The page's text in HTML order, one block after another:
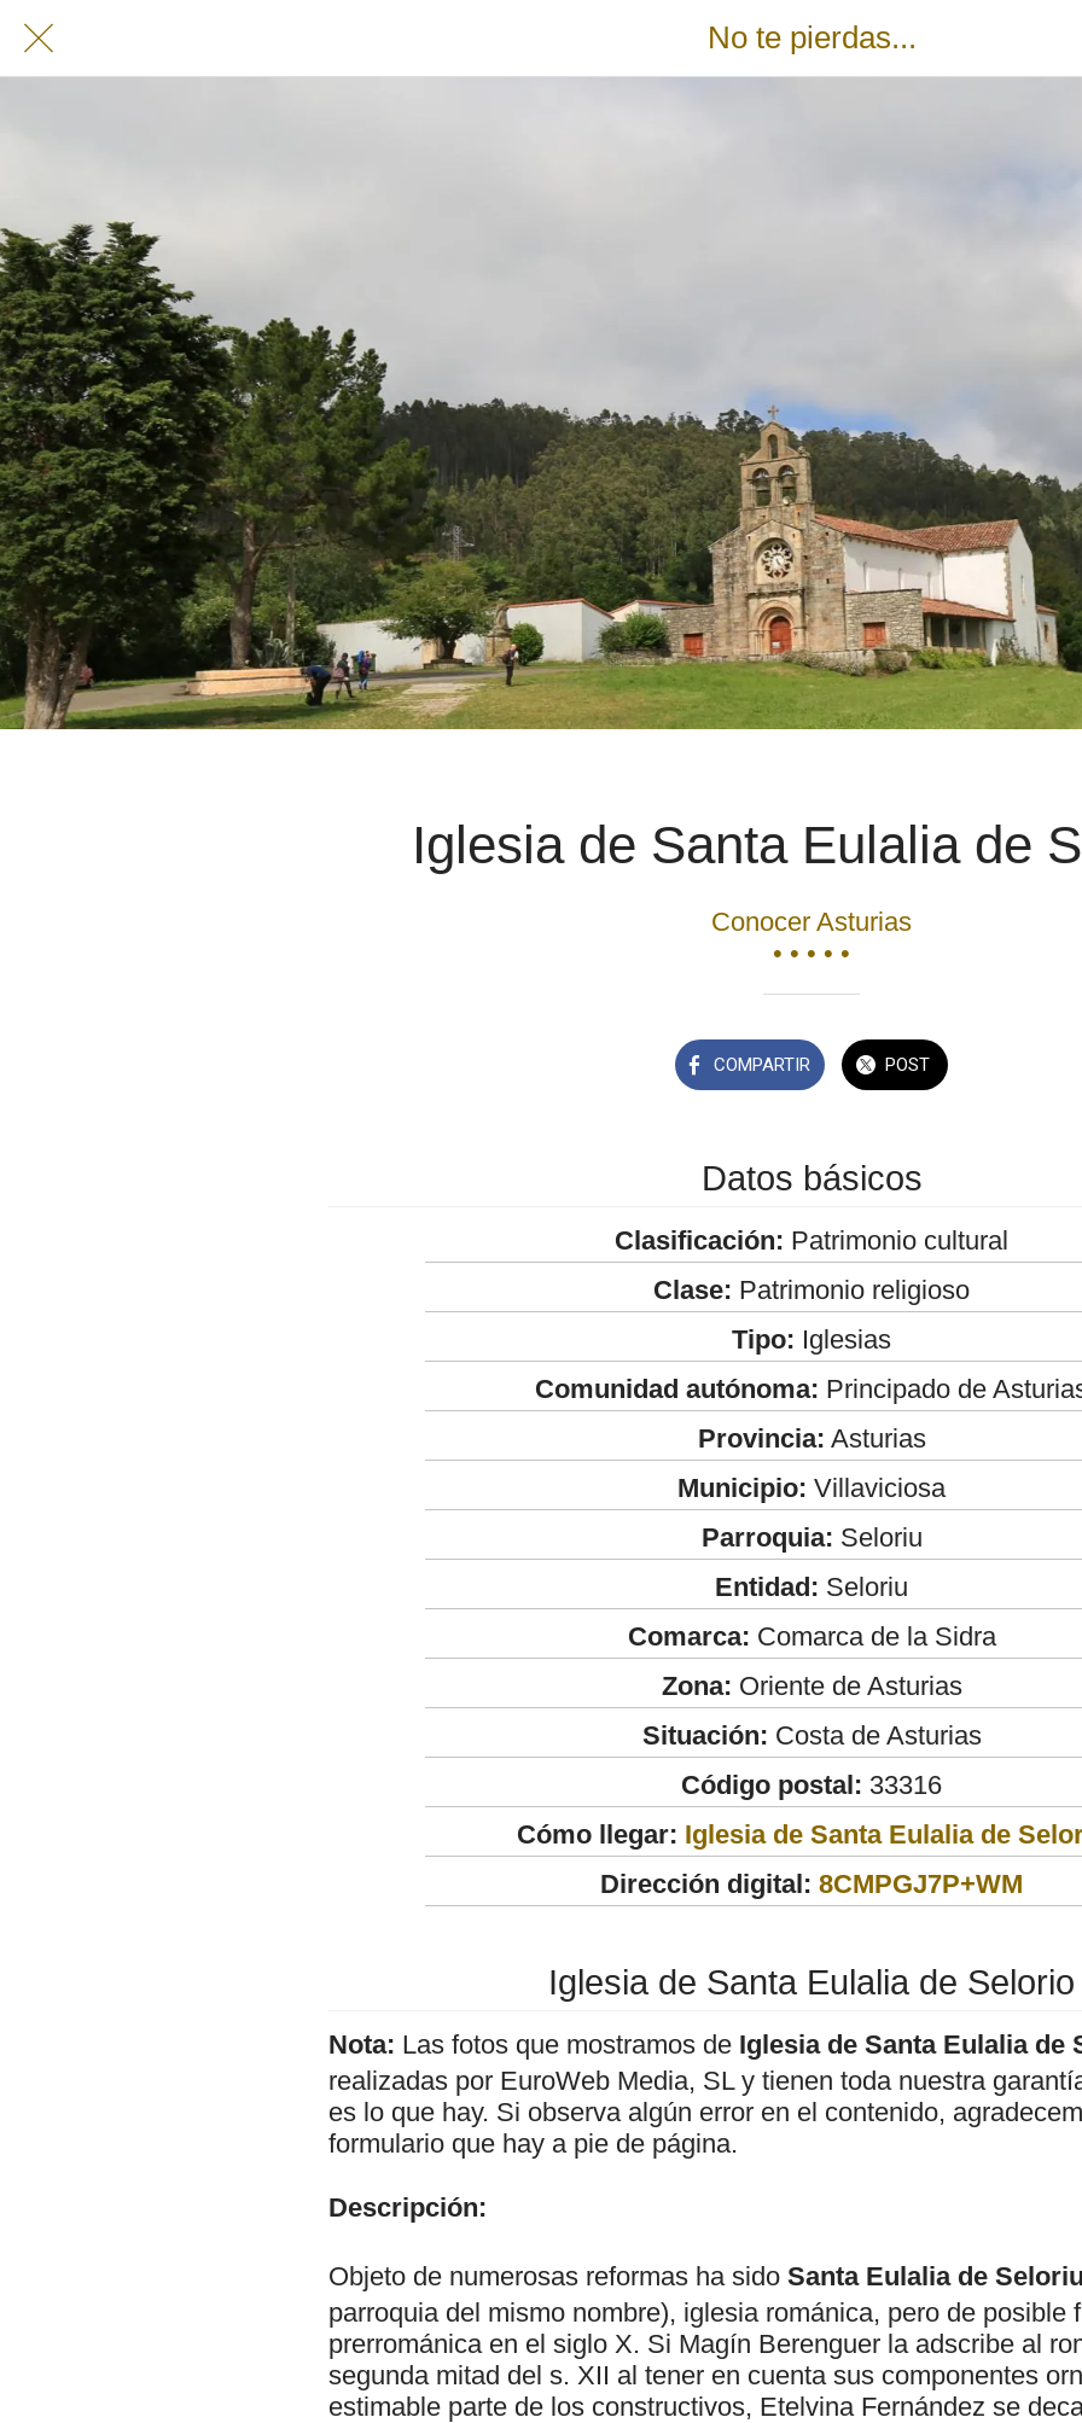
No te pierdas...
Iglesia de Santa Eulalia de
Conocer Asturias
• • • • •
COMPARTIR POST
Datos básicos
Clasificación: Patrimonio cultural
Clase: Patrimonio religioso
Tipo: Iglesias
Comunidad autónoma: Principado de
Provincia: Asturias
Municipio: Villaviciosa
Parroquia: Seloriu
Entidad: Seloriu
Comarca: Comarca de la Sidra
Zona: Oriente de Asturias
Situación: Costa de Asturias
Código postal: 33316
Cómo llegar: Iglesia de Santa Eulalia de
Dirección digital: 8CMPGJ7P+WM
Iglesia de Santa Eulalia de Selorio
Nota: Las fotos que mostramos de Iglesia de Santa Eulalia de
realizadas por EuroWeb Media, SL y tienen toda nuestra
es lo que hay. Si observa algún error en el contenido,
formulario que hay a pie de página.
Descripción:
Objeto de numerosas reformas ha sido Santa Eulalia de
parroquia del mismo nombre), iglesia románica, pero de posible
prerrománica en el siglo X. Si Magín Berenguer la adscribe al
segunda mitad del s. XII al tener en cuenta sus componentes
estimable parte de los constructivos, Etelvina Fernández se